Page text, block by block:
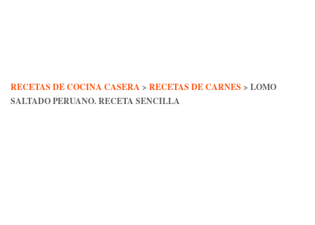
RECETAS DE COCINA CASERA > RECETAS DE CARNES > LOMO
SALTADO PERUANO. RECETA SENCILLA